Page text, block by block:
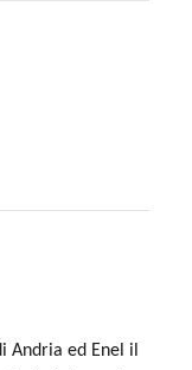
Andria ed Enel il